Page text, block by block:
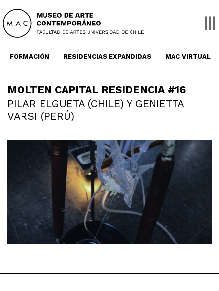
content
FORMACIÓN RESIDENCIAS EXPANDIDAS MAC VIRTUAL
MOLTEN CAPITAL RESIDENCIA #16
PILAR ELGUETA (CHILE) Y GENIETTA
VARSI (PERÚ)